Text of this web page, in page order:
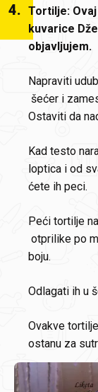
4. Tortilje:
kuvarice
objavljujem.
Napraviti
šećer i
Ostaviti da
Kad testo
loptica i od
ćete ih peci.
Peći tortilje
otprilike po
boju.
Odlagati ih u
Ovakve
ostanu za